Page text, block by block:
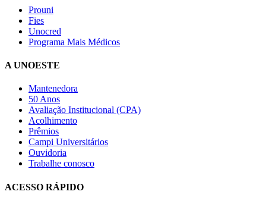
Prouni
Fies
Unocred
Programa Mais Médicos
A UNOESTE
Mantenedora
50 Anos
Avaliação Institucional (CPA)
Acolhimento
Prêmios
Campi Universitários
Ouvidoria
Trabalhe conosco
ACESSO RÁPIDO